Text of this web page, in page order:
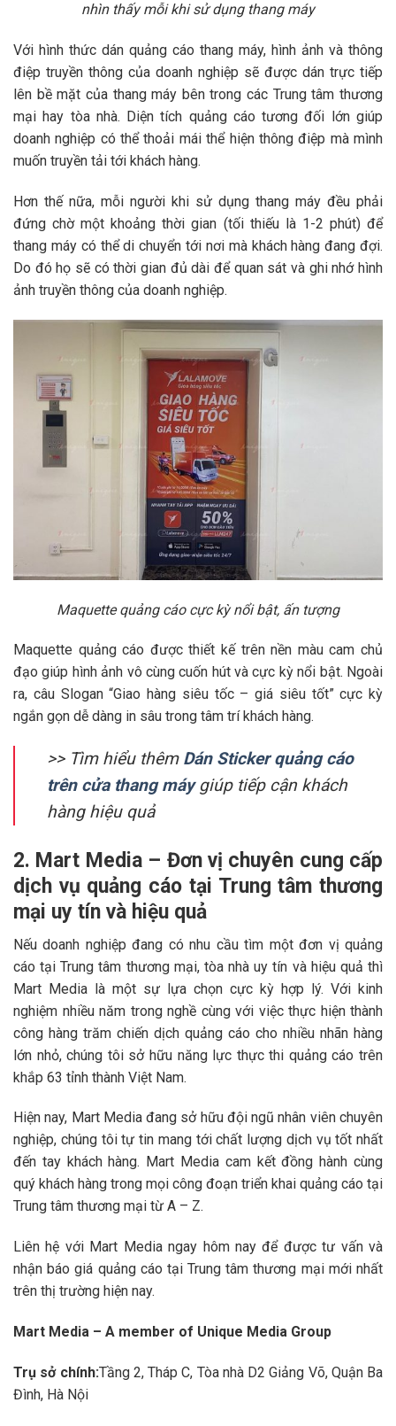
nhìn thấy mỗi khi sử dụng thang máy
Với hình thức dán quảng cáo thang máy, hình ảnh và thông
điệp truyền thông của doanh nghiệp sẽ được dán trực tiếp
lên bề mặt của thang máy bên trong các Trung tâm thương
mại hay tòa nhà. Diện tích quảng cáo tương đối lớn giúp
doanh nghiệp có thể thoải mái thể hiện thông điệp mà mình
muốn truyền tải tới khách hàng.
Hơn thế nữa, mỗi người khi sử dụng thang máy đều phải
đứng chờ một khoảng thời gian (tối thiếu là 1-2 phút) để
thang máy có thể di chuyển tới nơi mà khách hàng đang đợi.
Do đó họ sẽ có thời gian đủ dài để quan sát và ghi nhớ hình
ảnh truyền thông của doanh nghiệp.
Maquette quảng cáo cực kỳ nổi bật, ấn tượng
Maquette quảng cáo được thiết kế trên nền màu cam chủ
đạo giúp hình ảnh vô cùng cuốn hút và cực kỳ nổi bật. Ngoài
ra, câu Slogan “Giao hàng siêu tốc – giá siêu tốt” cực kỳ
ngắn gọn dễ dàng in sâu trong tâm trí khách hàng.
>> Tìm hiểu thêm Dán Sticker quảng cáo
trên cửa thang máygiúp tiếp cận khách
hàng hiệu quả
2. Mart Media – Đơn vị chuyên cung cấp
dịch vụ quảng cáo tại Trung tâm thương
mại uy tín và hiệu quả
Nếu doanh nghiệp đang có nhu cầu tìm một đơn vị quảng
cáo tại Trung tâm thương mại, tòa nhà uy tín và hiệu quả thì
Mart Media là một sự lựa chọn cực kỳ hợp lý. Với kinh
nghiệm nhiều năm trong nghề cùng với việc thực hiện thành
công hàng trăm chiến dịch quảng cáo cho nhiều nhãn hàng
lớn nhỏ, chúng tôi sở hữu năng lực thực thi quảng cáo trên
khắp 63 tỉnh thành Việt Nam.
Hiện nay, Mart Media đang sở hữu đội ngũ nhân viên chuyên
nghiệp, chúng tôi tự tin mang tới chất lượng dịch vụ tốt nhất
đến tay khách hàng. Mart Media cam kết đồng hành cùng
quý khách hàng trong mọi công đoạn triển khai quảng cáo tại
Trung tâm thương mại từ A – Z.
Liên hệ với Mart Media ngay hôm nay để được tư vấn và
nhận báo giá quảng cáo tại Trung tâm thương mại mới nhất
trên thị trường hiện nay.
Mart Media – A member of Unique Media Group
Trụ sở chính:Tầng 2, Tháp C, Tòa nhà D2 Giảng Võ, Quận Ba
Đình, Hà Nội